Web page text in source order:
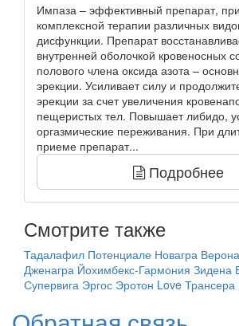
Импаза – эффективный препарат,
комплексной терапии различных
дисфункции. Препарат
внутренней оболочкой кровеносных
полового члена оксида азота –
эрекции. Усиливает силу и
эрекции за счет увеличения
пещеристых тел. Повышает либидо,
оргазмические переживания. При
приеме препарат...
Подробнее
Смотрите также
Тадалафил Потенциале Новагра Верона
Дженагра Йохимбекс-Гармония Зидена
Супервига Эргос Эротон Love Трансера